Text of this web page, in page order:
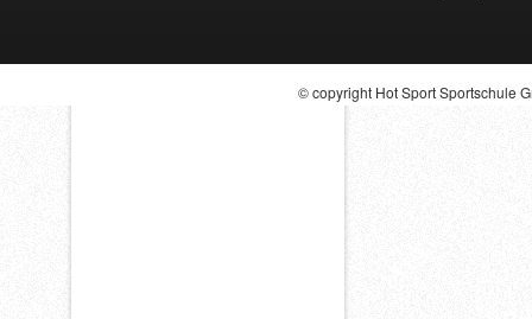
© copyright Hot Sport Sportschule